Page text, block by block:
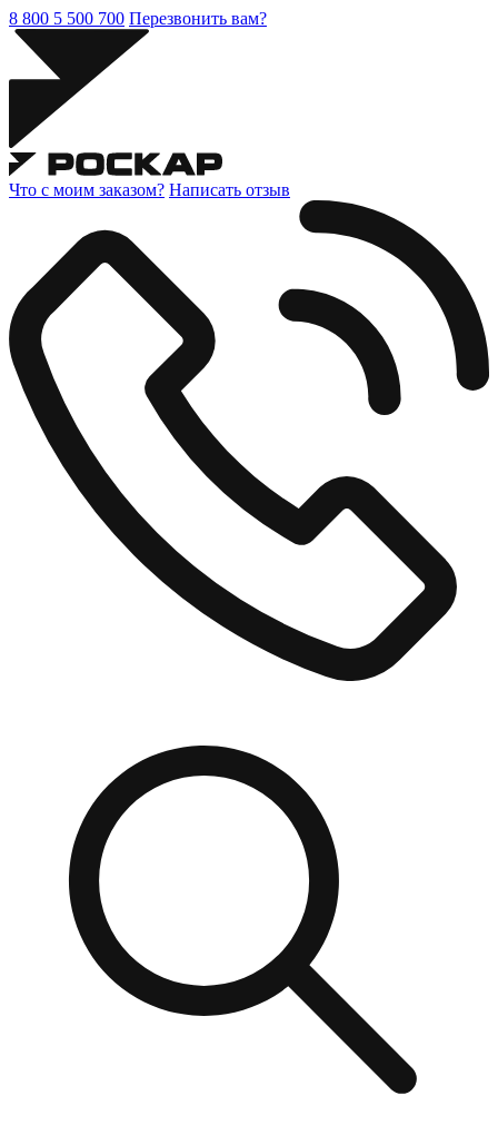
8 800 5 500 700 Перезвонить вам?
Что с моим заказом? Написать отзыв